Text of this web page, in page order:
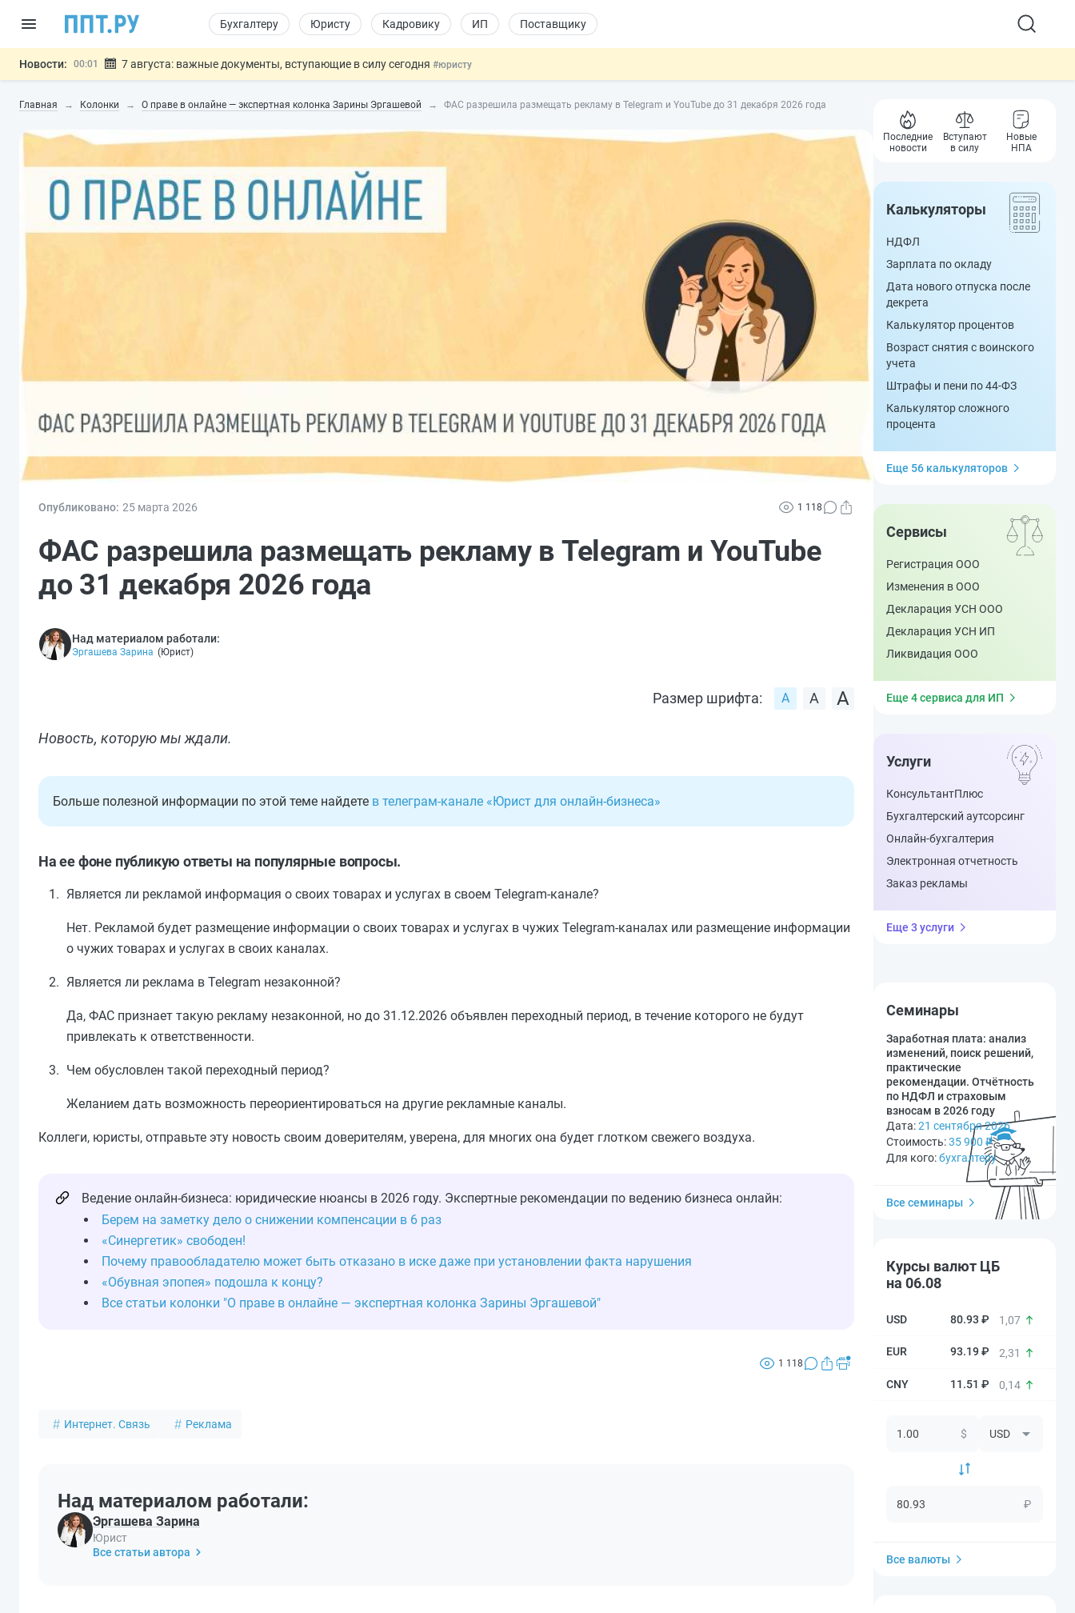
Бухгалтеру Юристу Кадровику ИП Поставщику
Новости: 00:01 7 августа: важные документы, вступающие в силу сегодня #юристу
06.08 Подписан указ об отмене спецрежима для вкладов физлиц из недружественных стран#бухгалтеру
Возврат денег за риелторские услуги при недействительных сделках: инициатива
Главная Колонки О праве в онлайне — экспертная колонка Зарины Эргашевой ФАС разрешила размещать рекламу в Telegram и YouTube до 31 декабря 2026 года
Опубликовано: 25 марта 2026 1 118
ФАС разрешила размещать рекламу в Telegram и YouTube
до 31 декабря 2026 года
Над материалом работали:
Эргашева Зарина (Юрист)
Размер шрифта:
Новость, которую мы ждали.
Больше полезной информации по этой теме найдете в телеграм-канале «Юрист для онлайн-бизнеса»
На ее фоне публикую ответы на популярные вопросы.
Является ли рекламой информация о своих товарах и услугах в своем Telegram-канале?
Нет. Рекламой будет размещение информации о своих товарах и услугах в чужих Telegram-каналах или размещение информации
о чужих товарах и услугах в своих каналах.
Является ли реклама в Telegram незаконной?
Да, ФАС признает такую рекламу незаконной, но до 31.12.2026 объявлен переходный период, в течение которого не будут
привлекать к ответственности.
Чем обусловлен такой переходный период?
Желанием дать возможность переориентироваться на другие рекламные каналы.
Коллеги, юристы, отправьте эту новость своим доверителям, уверена, для многих она будет глотком свежего воздуха.
Ведение онлайн-бизнеса: юридические нюансы в 2026 году. Экспертные рекомендации по ведению бизнеса онлайн:
Берем на заметку дело о снижении компенсации в 6 раз
«Синергетик» свободен!
Почему правообладателю может быть отказано в иске даже при установлении факта нарушения
«Обувная эпопея» подошла к концу?
Все статьи колонки "О праве в онлайне — экспертная колонка Зарины Эргашевой"
1 118
Интернет. Связь Реклама
Над материалом работали:
Эргашева Зарина
Юрист
Все статьи автора
Последние
новости
Вступают
в силу
Новые
НПА
Калькуляторы
НДФЛ
Зарплата по окладу
Дата нового отпуска после
декрета
Калькулятор процентов
Возраст снятия с воинского
учета
Штрафы и пени по 44-ФЗ
Калькулятор сложного
процента
Еще 56 калькуляторов
Сервисы
Регистрация ООО
Изменения в ООО
Декларация УСН ООО
Декларация УСН ИП
Ликвидация ООО
Еще 4 сервиса для ИП
Услуги
КонсультантПлюс
Бухгалтерский аутсорсинг
Онлайн-бухгалтерия
Электронная отчетность
Заказ рекламы
Еще 3 услуги
Семинары
Заработная плата: анализ
изменений, поиск решений,
практические
рекомендации. Отчётность
по НДФЛ и страховым
взносам в 2026 году
Дата:21 сентября 2026
Стоимость:35 900 ₽
Для кого:бухгалтеру
Все семинары
Курсы валют ЦБ
на 06.08
80.93 ₽ 1,07
93.19 ₽ 2,31
11.51 ₽ 0,14
$
₽
Все валюты